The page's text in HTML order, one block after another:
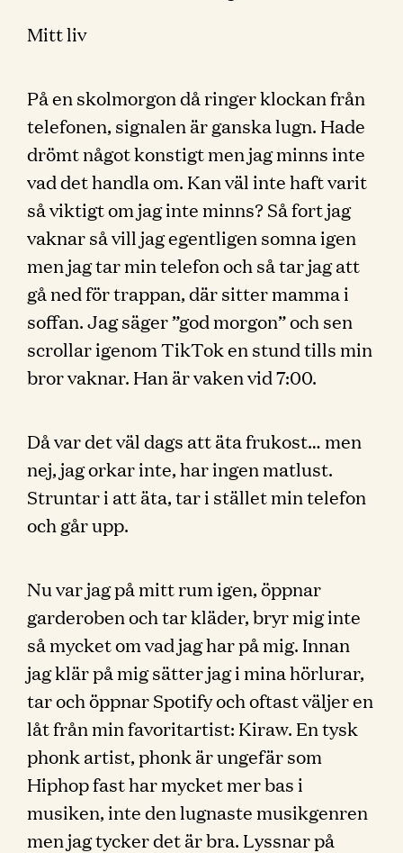
Mitt liv
På en skolmorgon då ringer klockan från
telefonen, signalen är ganska lugn. Hade
drömt något konstigt men jag minns inte
vad det handla om. Kan väl inte haft varit
så viktigt om jag inte minns? Så fort jag
vaknar så vill jag egentligen somna igen
men jag tar min telefon och så tar jag att
gå ned för trappan, där sitter mamma i
soffan. Jag säger ”god morgon” och sen
scrollar igenom TikTok en stund tills min
bror vaknar. Han är vaken vid 7:00.
Då var det väl dags att äta frukost… men
nej, jag orkar inte, har ingen matlust.
Struntar i att äta, tar i stället min telefon
och går upp.
Nu var jag på mitt rum igen, öppnar
garderoben och tar kläder, bryr mig inte
så mycket om vad jag har på mig. Innan
jag klär på mig sätter jag i mina hörlurar,
tar och öppnar Spotify och oftast väljer en
låt från min favoritartist: Kiraw. En tysk
phonk artist, phonk är ungefär som
Hiphop fast har mycket mer bas i
musiken, inte den lugnaste musikgenren
men jag tycker det är bra. Lyssnar på